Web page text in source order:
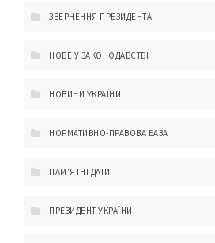
ЗВЕРНЕННЯ ПРЕЗИДЕНТА
НОВЕ У ЗАКОНОДАВСТВІ
НОВИНИ УКРАЇНИ
НОРМАТИВНО-ПРАВОВА БАЗА
ПАМ'ЯТНІ ДАТИ
ПРЕЗИДЕНТ УКРАЇНИ